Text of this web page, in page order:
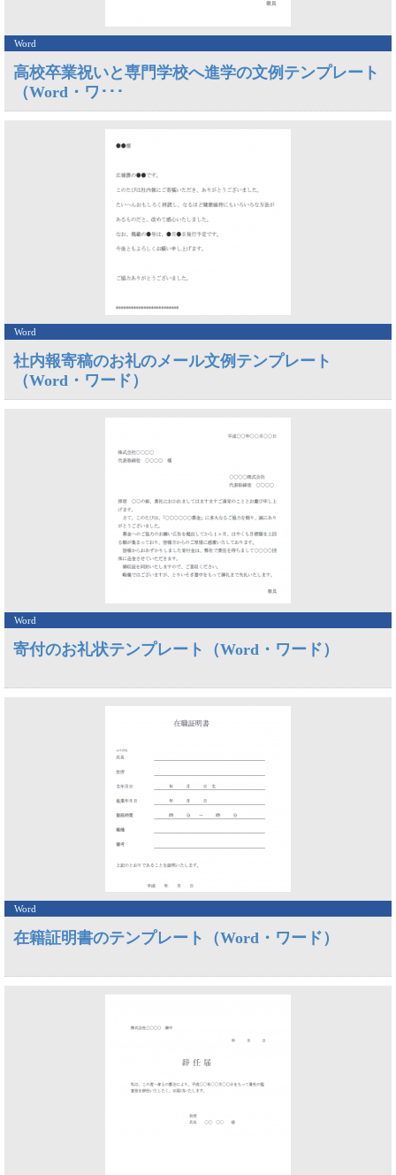
Word
高校卒業祝いと専門学校へ進学の文例テンプレート
（Word・ワ･･･
Word
社内報寄稿のお礼のメール文例テンプレート
（Word・ワード）
Word
寄付のお礼状テンプレート（Word・ワード）
Word
在籍証明書のテンプレート（Word・ワード）